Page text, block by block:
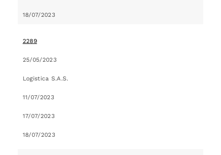
18/07/2023
2289
25/05/2023
Logistica S.A.S.
11/07/2023
17/07/2023
18/07/2023